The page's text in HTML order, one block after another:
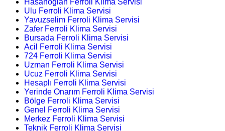
Ulu Ferroli Klima Servisi
Yavuzselim Ferroli Klima Servisi
Zafer Ferroli Klima Servisi
Bursada Ferroli Klima Servisi
Acil Ferroli Klima Servisi
724 Ferroli Klima Servisi
Uzman Ferroli Klima Servisi
Ucuz Ferroli Klima Servisi
Hesaplı Ferroli Klima Servisi
Yerinde Onarım Ferroli Klima Servisi
Bölge Ferroli Klima Servisi
Genel Ferroli Klima Servisi
Merkez Ferroli Klima Servisi
Teknik Ferroli Klima Servisi